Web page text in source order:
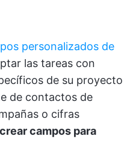
personalizados de
las tareas con
de su proyecto
de contactos de
o cifras
crear campos para